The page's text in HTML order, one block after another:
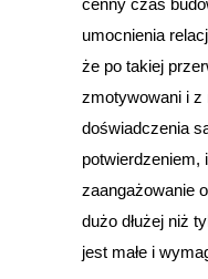
cenny czas
umocnienia
że po takiej
zmotywowani i z
doświadczenia
potwierdzeniem,
zaangażowanie
dużo dłużej niż
jest małe i